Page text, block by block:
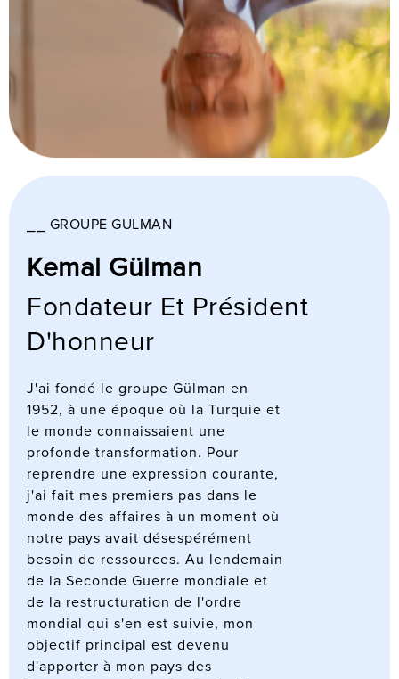
⎯⎯ GROUPE GULMAN
Kemal Gülman
Fondateur Et Président
D'honneur
J'ai fondé le groupe Gülman en
1952, à une époque où la Turquie et
le monde connaissaient une
profonde transformation. Pour
reprendre une expression courante,
j'ai fait mes premiers pas dans le
monde des affaires à un moment où
notre pays avait désespérément
besoin de ressources. Au lendemain
de la Seconde Guerre mondiale et
de la restructuration de l'ordre
mondial qui s'en est suivie, mon
objectif principal est devenu
d'apporter à mon pays des